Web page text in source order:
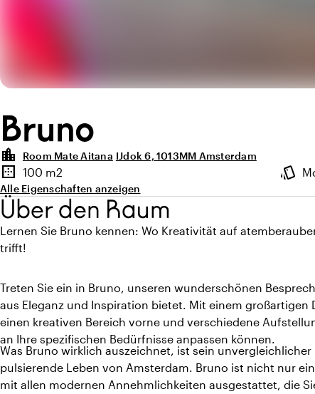
Bruno
location_city
Room Mate Aitana IJdok 6, 1013MM Amsterdam
Highlights
border_outer
Fläche
100 m2 style
Alle Eigenschaften anzeigen
Über den Raum
Lernen Sie Bruno kennen: Wo Kreativität auf
trifft!
Treten Sie ein in Bruno, unseren wunderschönen
aus Eleganz und Inspiration bietet. Mit einem großartigen
einen kreativen Bereich vorne und verschiedene
an Ihre spezifischen Bedürfnisse anpassen können.
Was Bruno wirklich auszeichnet, ist sein
pulsierende Leben von Amsterdam. Bruno ist nicht nur
mit allen modernen Annehmlichkeiten ausgestattet, die